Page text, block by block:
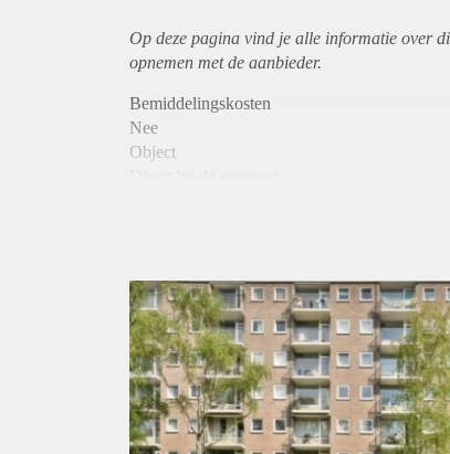
Op deze pagina vind je alle informatie over
opnemen met de aanbieder.
Bemiddelingskosten
Nee
Object
Huurtoeslag
Niet mogelijk
Inkomen eis
2,8 X Maandhuur Bruto
Huurtermijn
Onbepaalde termijn
Oplevering